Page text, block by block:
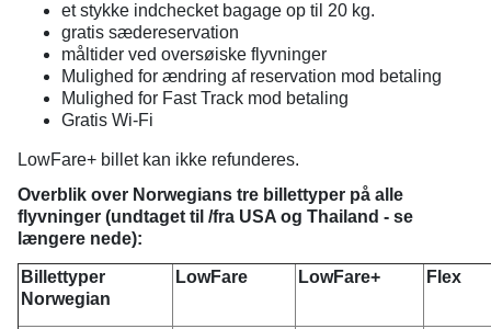
et stykke indchecket bagage op til 20 kg.
gratis sædereservation
måltider ved oversøiske flyvninger
Mulighed for ændring af reservation mod betaling
Mulighed for Fast Track mod betaling
Gratis Wi-Fi
LowFare+ billet kan ikke refunderes.
Overblik over Norwegians tre billettyper på alle
flyvninger (undtaget til /fra USA og Thailand - se
længere nede):
Billettyper
Norwegian
LowFare LowFare+ Flex